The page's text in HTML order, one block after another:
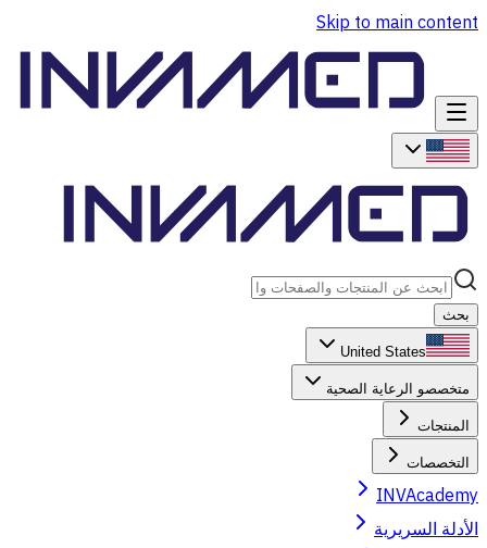
Skip to main content
بحث
United States
متخصصو الرعاية الصحية
المنتجات
التخصصات
INVAcademy
الأدلة السريرية